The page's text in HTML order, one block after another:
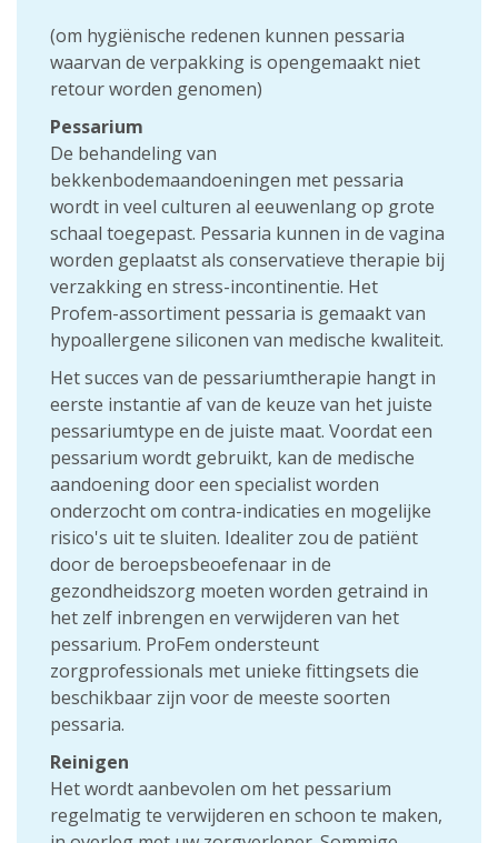
(om hygiënische redenen kunnen pessaria
waarvan de verpakking is opengemaakt niet
retour worden genomen)
Pessarium
De behandeling van
bekkenbodemaandoeningen met pessaria
wordt in veel culturen al eeuwenlang op grote
schaal toegepast. Pessaria kunnen in de vagina
worden geplaatst als conservatieve therapie bij
verzakking en stress-incontinentie. Het
Profem-assortiment pessaria is gemaakt van
hypoallergene siliconen van medische kwaliteit.
Het succes van de pessariumtherapie hangt in
eerste instantie af van de keuze van het juiste
pessariumtype en de juiste maat. Voordat een
pessarium wordt gebruikt, kan de medische
aandoening door een specialist worden
onderzocht om contra-indicaties en mogelijke
risico's uit te sluiten. Idealiter zou de patiënt
door de beroepsbeoefenaar in de
gezondheidszorg moeten worden getraind in
het zelf inbrengen en verwijderen van het
pessarium. ProFem ondersteunt
zorgprofessionals met unieke fittingsets die
beschikbaar zijn voor de meeste soorten
pessaria.
Reinigen
Het wordt aanbevolen om het pessarium
regelmatig te verwijderen en schoon te maken,